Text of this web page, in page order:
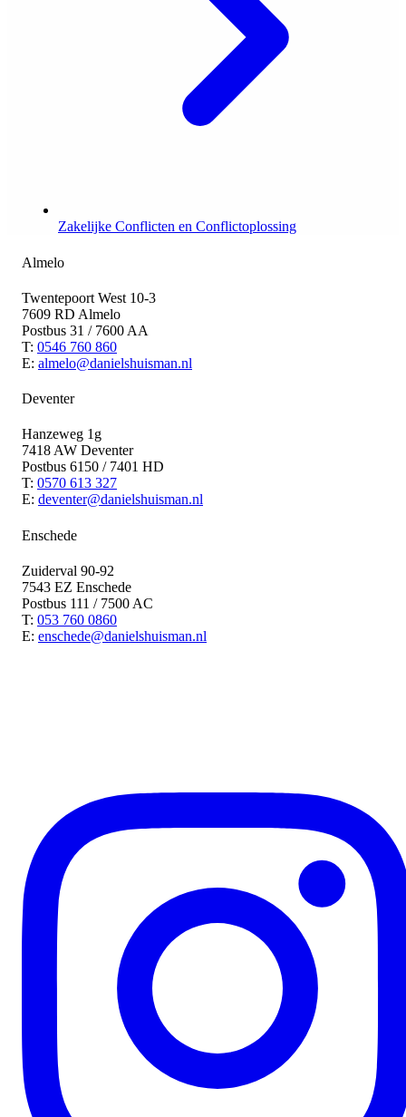
Zakelijke Conflicten en Conflictoplossing
Almelo
Twentepoort West 10-3
7609 RD Almelo
Postbus 31 / 7600 AA
T: 0546 760 860
E: almelo@danielshuisman.nl
Deventer
Hanzeweg 1g
7418 AW Deventer
Postbus 6150 / 7401 HD
T: 0570 613 327
E: deventer@danielshuisman.nl
Enschede
Zuiderval 90-92
7543 EZ Enschede
Postbus 111 / 7500 AC
T: 053 760 0860
E: enschede@danielshuisman.nl